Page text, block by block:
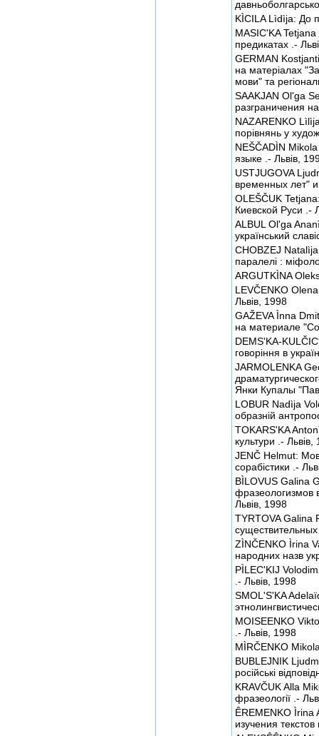
KÌCILA Lìdìja: До
MASIC'KA Tetjana
предикатах .-
GERMAN
на матеріалах
мови" та
SAAKJAN Ol'ga
разграничения
NAZARENKO
порівнянь у
NEŠČADÌN
языке .- Львів,
USTJUGOVA
временных лет"
OLEŠČUK
Киевской Руси .-
ALBUL Ol'ga
український
CHOBZEJ Natalìja
паралелі :
ARGUTKÌNA
LEVČENKO
Львів, 1998
GAŽEVA Ìnna
на материале
DEMS'KA-
говоріння в
JARMOLENKA
Янки Купалы
LOBUR Nadìja
образній
TOKARS'KA
культури .- Львів,
JENČ Helmut:
сорабістики .-
BÌLOVUS Galina
фразеологизмов
Львів, 1998
TYRTOVA Galina
ZÌNČENKO Ìrina
народних назв
PÌLEC'KIJ
.- Львів, 1998
SMOL'S'KA
MOISEENKO
.- Львів, 1998
MÌRČENKO
BUBLEJNIK
російські
KRAVČUK Alla
фразеології .-
ÊREMENKO
изучения